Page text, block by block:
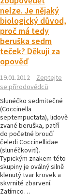
nelze. Je nějaký
biologický důvod,
proč má tedy
beruška sedm
teček? Děkuji za
opověď
19.01.2012
Zeptejte
se přírodovědců
Slunéčko sedmitečné
(Coccinella
septempuctata), lidově
zvané beruška, patří
do početné broučí
čeledi Coccinellidae
(slunéčkovití).
Typickým znakem této
skupiny je oválný silně
klenutý tvar krovek a
skvrnité zbarvení.
Zatímco…